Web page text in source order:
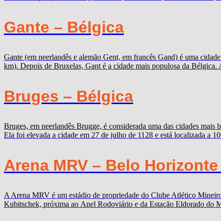
Gante – Bélgica
Gante (em neerlandês e alemão Gent, em francês Gand) é uma
km). Depois de Bruxelas, Gant é a cidade mais populosa da
Bruges – Bélgica
Bruges, em neerlandês Brugge, é considerada uma das cidades
Ela foi elevada a cidade em 27 de julho de 1128 e está localizada a
Arena MRV – Belo Horizonte
A Arena MRV é um estádio de propriedade do Clube Atlético
Kubitschek, próxima ao Anel Rodoviário e da Estação Eldorado